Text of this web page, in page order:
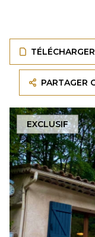
PARTAGER
EXCLUSIF